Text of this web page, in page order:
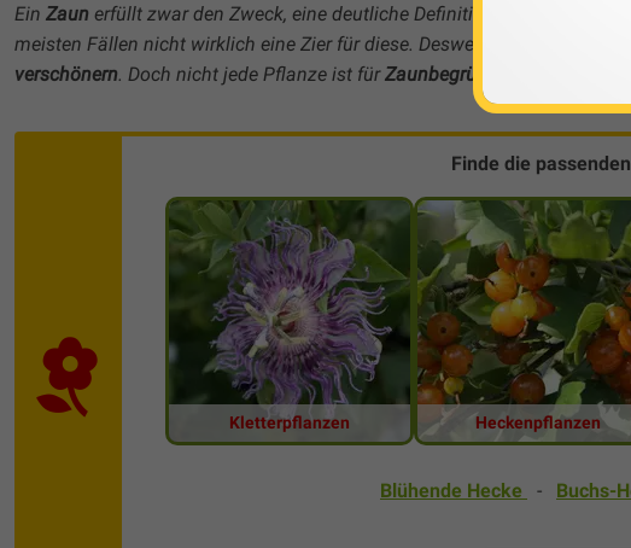
Ein Zaun erfüllt zwar den Zweck, eine deutliche Definition der Gärten zu
meisten Fällen nicht wirklich eine Zier für diese. Deswegen kommen
verschönern. Doch nicht jede Pflanze ist fürZaunbegrünung
Finde die
Kletterpflanzen Heckenpflanzen
Blühende Hecke - Buchs-